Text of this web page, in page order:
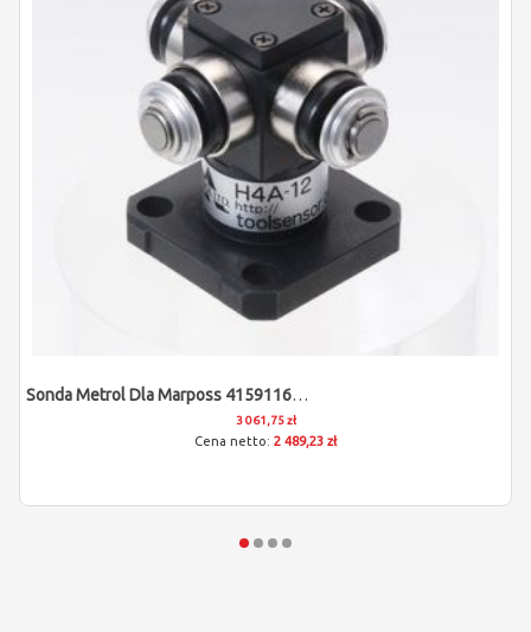
Sonda Metrol Dla Marposs 4159116618
3 061,75 zł
2 489,23 zł